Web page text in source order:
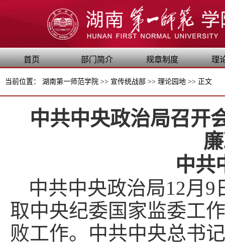
首页 部门简介 规章制度 理
当前位置： 湖南第一师范学院 >> 宣传统战部 >> 理论园地 >> 正文
中共中央政治局召开
中共
中共中央政治局12月
取中央纪委国家监委工
败工作。中共中央总书